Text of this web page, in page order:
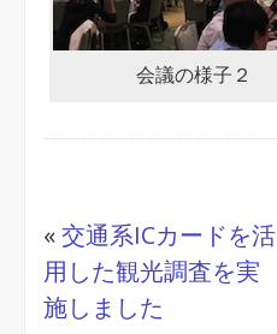
会議の様子２
«交通系ICカードを活
用した観光調査を実
施しました